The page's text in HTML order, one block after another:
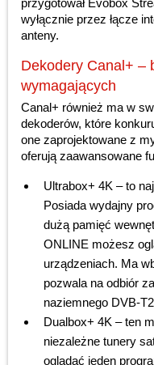
przygotował Evobox
wyłącznie przez łącze
anteny.
Dekodery Canal+ –
wymagających
Canal+ również ma w
dekoderów, które
one zaprojektowane z
oferują zaawansowane
Ultrabox+ 4K – to
Posiada wydajny
dużą pamięć
ONLINE możesz
urządzeniach. Ma
pozwala na odbiór
naziemnego DVB-
Dualbox+ 4K – ten
niezależne tunery
oglądać jeden